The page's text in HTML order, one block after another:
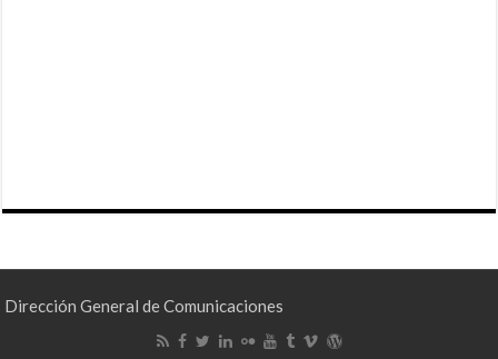
Dirección General de Comunicaciones